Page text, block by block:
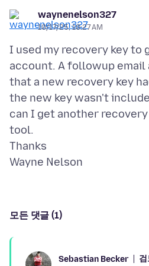
waynenelson327
10/17/25, 10:27 AM
I used my recovery key to
account. A followup
that a new recovery key
the new key wasn't
can I get another
tool.
Thanks
모든 댓글 (1)
Sebastian Becker